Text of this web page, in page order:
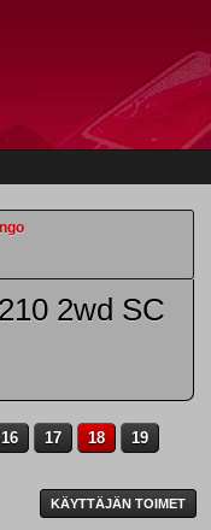
2wd SC
16 17 18
19
KÄYTTÄJÄN TOIMET